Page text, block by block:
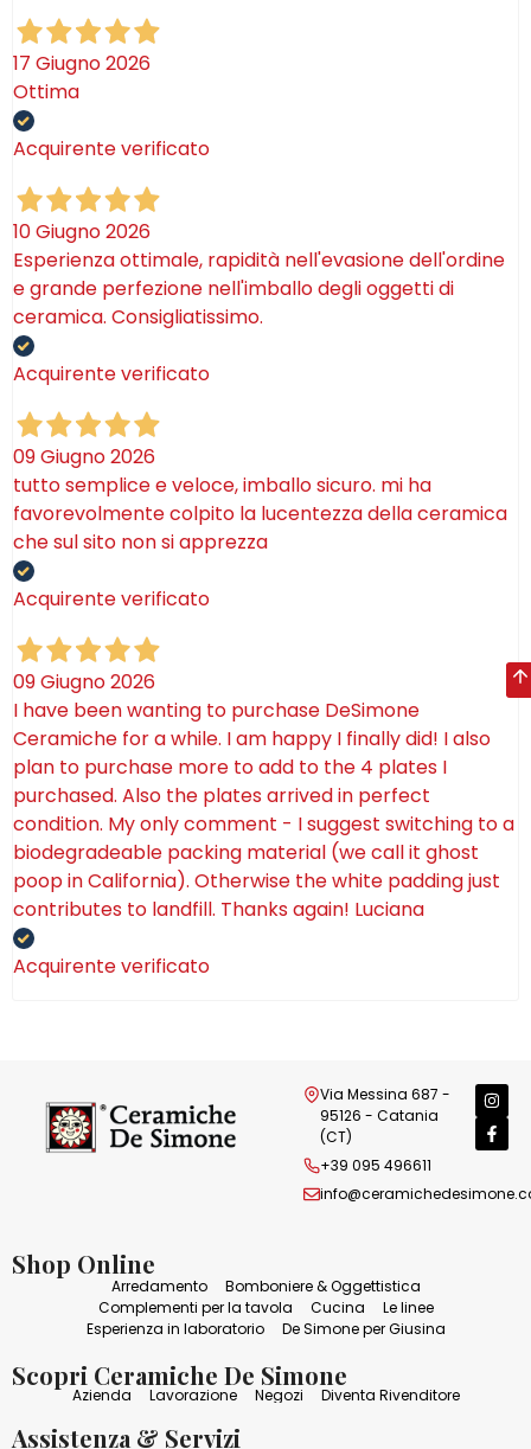
17 Giugno 2026
Ottima
Acquirente verificato
10 Giugno 2026
Esperienza ottimale, rapidità nell'evasione dell'ordine
e grande perfezione nell'imballo degli oggetti di
ceramica. Consigliatissimo.
Acquirente verificato
09 Giugno 2026
tutto semplice e veloce, imballo sicuro. mi ha
favorevolmente colpito la lucentezza della ceramica
che sul sito non si apprezza
Acquirente verificato
09 Giugno 2026
I have been wanting to purchase DeSimone
Ceramiche for a while. I am happy I finally did! I also
plan to purchase more to add to the 4 plates I
purchased. Also the plates arrived in perfect
condition. My only comment - I suggest switching to a
biodegradeable packing material (we call it ghost
poop in California). Otherwise the white padding just
contributes to landfill. Thanks again! Luciana
Acquirente verificato
Via Messina 687 -
95126 - Catania
(CT)
+39 095 496611
Shop Online
Arredamento
Bomboniere & Oggettistica
Complementi per la tavola
Cucina
Le linee
Esperienza in laboratorio
De Simone per Giusina
Scopri Ceramiche De Simone
Azienda Lavorazione Negozi Diventa Rivenditore
Assistenza & Servizi